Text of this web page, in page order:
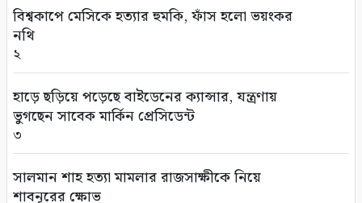
বিশ্বকাপে মেসিকে হত্যার হুমকি, ফাঁস হলো ভয়ংকর
নথি
২
হাড়ে ছড়িয়ে পড়েছে বাইডেনের ক্যান্সার, যন্ত্রণায়
ভুগছেন সাবেক মার্কিন প্রেসিডেন্ট
৩
সালমান শাহ হত্যা মামলার রাজসাক্ষীকে নিয়ে
শাবনূরের ক্ষোভ